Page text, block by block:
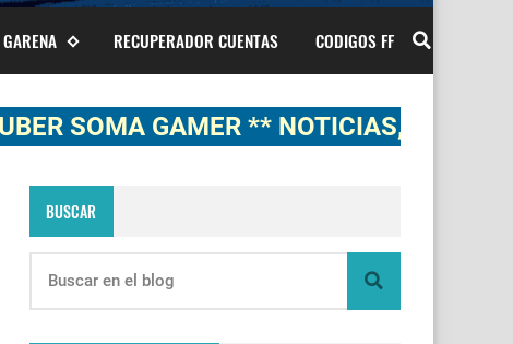
RECUPERADOR CUENTAS CODIGOS FF
GAMER ** NOTICIAS, NOVEDADES,
BUSCAR